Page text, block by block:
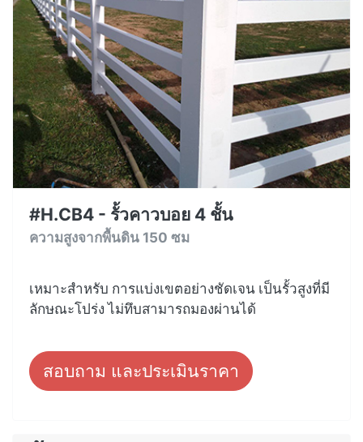
#H.CB4 - รั้วคาวบอย 4 ชั้น
ความสูงจากพื้นดิน 150 ซม
เหมาะสำหรับ การแบ่งเขตอย่างชัดเจน เป็นรั้วสูงที่มี
ลักษณะโปร่ง ไม่ทึบสามารถมองผ่านได้
สอบถาม และประเมินราคา